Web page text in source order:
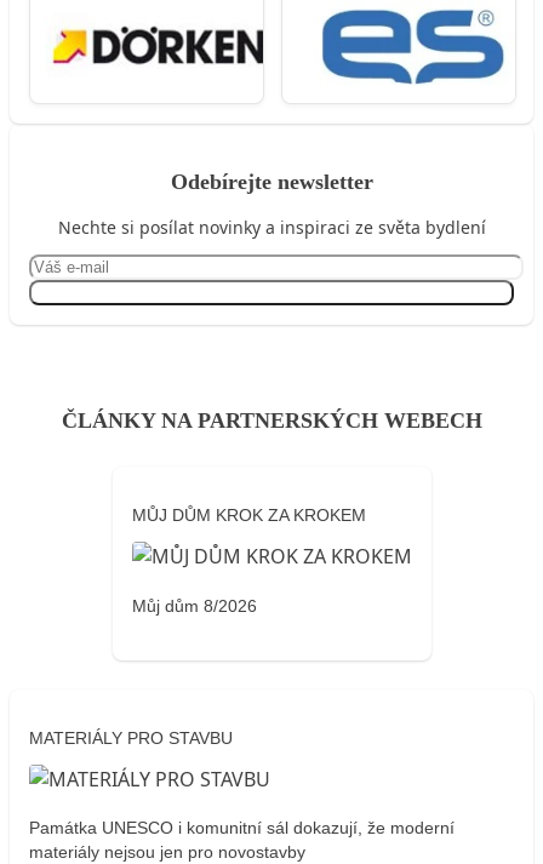
Odebírejte newsletter
Nechte si posílat novinky a inspiraci ze světa bydlení
ČLÁNKY NA PARTNERSKÝCH WEBECH
MŮJ DŮM KROK ZA KROKEM
Můj dům 8/2026
MATERIÁLY PRO STAVBU
Památka UNESCO i komunitní sál dokazují, že moderní
materiály nejsou jen pro novostavby